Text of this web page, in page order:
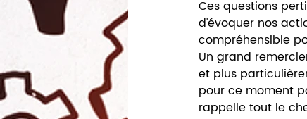
Ces questions
d'évoquer nos
compréhensible
Un grand
et plus
pour ce moment
rappelle tout le